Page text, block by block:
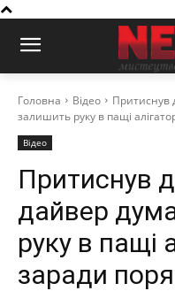
Головна Відео
Притиснув
залишить руку в пащі
Відео
Притиснув
дайвер
руку в пащі
заради